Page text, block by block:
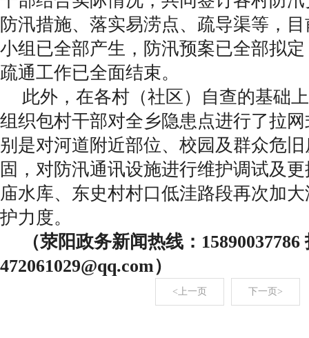
防汛措施、落实易涝点、疏导渠等，
小组已全部产生，防汛预案已全部拟
疏通工作已全面结束。
此外，在各村（社区）自查的基础
组织包村干部对全乡隐患点进行了拉
别是对河道附近部位、校园及群众危
固，对防汛通讯设施进行维护调试及
庙水库、东史村村口低洼路段再次加
护力度。
（荥阳政务新闻热线：
472061029@qq.com）
<上一页 下一页>